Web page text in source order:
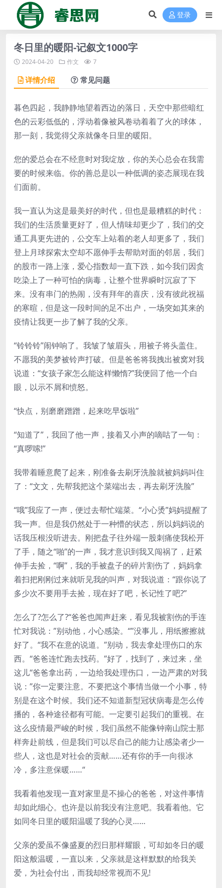
登录
冬日里的暖阳-记叙文1000字
2024-04-20 作文 7
详情介绍 常见问题
暮色四起，我静静地望着西边的落日，天空中那些暗红
色的云彩低低的，浮动着像被风卷动着着了火的球体，
那一刻，我觉得父亲就像冬日里的暖阳。
您的爱总会在不经意时对我绽放，你的关心总会在我需
要的时候来临。你的善总是以一种低调的姿态展现在我
们面前。
我一直认为这是最美好的时代，但也是最糟糕的时代：
我们的生活质量更好了，但人情味却更少了，我们的交
通工具更先进的，公交车上站着的老人却更多了，我们
登上月球探索太空却不愿伸手去帮助对面的邻居，我们
的股市一路上涨，爱心指数却一直下跌，如今我们因贪
吃染上了一种可怕的病毒，让整个世界瞬时沉寂了下
来。没有串门的热闹，没有拜年的喜庆，没有彼此祝福
的寒暄，但是这一段时间的足不出户，一场突如其来的
疫情让我更一步了解了我的父亲。
“铃铃铃”闹钟响了。我皱了皱眉头，用被子将头盖住。
不愿我的美梦被铃声打破。但是爸爸将我拽出被窝对我
说道：“女孩子家怎么能这样懒惰?”我便回了他一个白
眼，以示不屑和愤怒。
“快点，别磨磨蹭蹭，起来吃早饭啦”
“知道了”，我回了他一声，接着又小声的嘀咕了一句：
“真啰嗦!”
我带着睡意爬了起来，刚准备去刷牙洗脸就被妈妈叫住
了：“文文，先帮我把这个菜端出去，再去刷牙洗脸”
“哦”我应了一声，便过去帮忙端菜。“小心烫”妈妈提醒了
我一声。但是我仍然处于一种懵的状态，所以妈妈说的
话我压根没听进去。刚把盘子往外端一股刺痛使我松开
了手，随之“啪”的一声，我才意识到我又闯祸了，赶紧
伸手去捡，“啊”，我的手被盘子的碎片割伤了，妈妈拿
着扫把刚刚过来就听见我的叫声，对我说道：“跟你说了
多少次不要用手去捡，现在好了吧，长记性了吧?”
怎么了?怎么了?“爸爸也闻声赶来，看见我被割伤的手连
忙对我说：”别动他，小心感染。“”没事儿，用纸擦擦就
好了。“我不在意的说道。”别动，我去拿处理伤口的东
西。“爸爸连忙跑去找药。”好了，找到了，来过来，坐
这儿“爸爸拿出药，一边给我处理伤口，一边严肃的对我
说：”你一定要注意。不要把这个事情当做一个小事，特
别是在这个时候。我们还不知道新型冠状病毒是怎么传
播的，各种途径都有可能。一定要引起我们的重视。在
这么疫情最严峻的时候，我们虽然不能像钟南山院士那
样奔赴前线，但是我们可以尽自己的能力让感染者少一
些人，这也是对社会的贡献……还有你的手一向很冰
冷，多注意保暖……“
我看着他发现一直对家里是不操心的爸爸，对这件事情
却如此细心。也许是以前我没有注意吧。我看着他。它
如同冬日里的暖阳温暖了我的心灵……
父亲的爱虽不像盛夏的烈日那样耀眼，可却如冬日的暖
阳这般温暖，一直以来，父亲就是这样默默的给我关
爱，为社会付出，而我却经常视而不见!